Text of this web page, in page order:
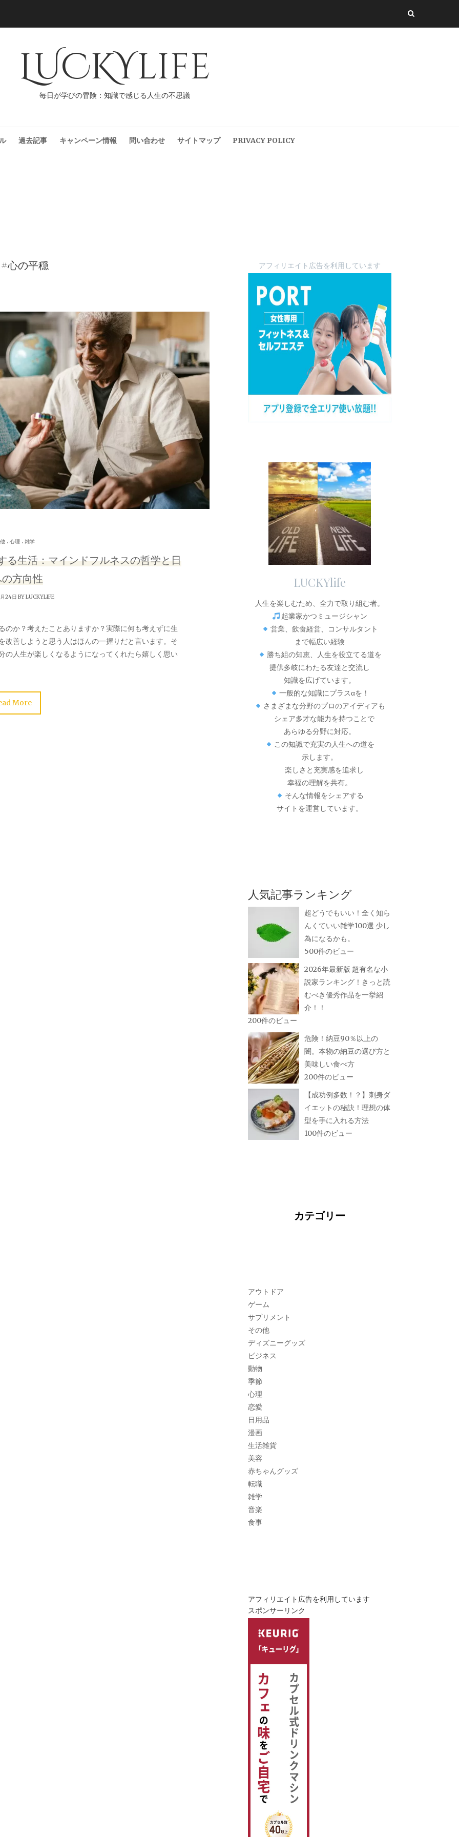
LUCKYlife
毎日が学びの冒険：知識で感じる人生の不思議
過去記事 キャンペーン情報 問い合わせ サイトマップ PRIVACY POLICY
心の平穏
. 心理 . 雑学
る生活：マインドフルネスの哲学と日
方向性
24日 BYLUCKYLIFE
のか？考えたことありますか？実際に何も考えずに生
改善しようと思う人はほんの一握りだと言います。そ
の人生が楽しくなるようになってくれたら嬉しく思い
More
アフィリエイト広告を利用しています
LUCKYlife
人生を楽しむため、全力で取り組む者。
起業家かつミュージシャン
営業、飲食経営、コンサルタント
まで幅広い経験
勝ち組の知恵、人生を役立てる道を
提供多岐にわたる友達と交流し
知識を広げています。
一般的な知識にプラスαを！
さまざまな分野のプロのアイディアも
シェア多才な能力を持つことで
あらゆる分野に対応。
この知識で充実の人生への道を
示します。
楽しさと充実感を追求し
幸福の理解を共有。
そんな情報をシェアする
サイトを運営しています。
人気記事ランキング
超どうでもいい！全く知ら
んくていい雑学100選 少し
為になるかも。
500件のビュー
2026年最新版 超有名な小
説家ランキング！きっと読
むべき優秀作品を一挙紹
介！！
200件のビュー
危険！納豆90％以上の
闇。本物の納豆の選び方と
美味しい食べ方
200件のビュー
【成功例多数！？】刺身ダ
イエットの秘訣！理想の体
型を手に入れる方法
100件のビュー
カテゴリー
アウトドア
ゲーム
サプリメント
その他
ディズニーグッズ
ビジネス
動物
季節
心理
恋愛
日用品
漫画
生活雑貨
美容
赤ちゃんグッズ
転職
雑学
音楽
食事
アフィリエイト広告を利用しています
スポンサーリンク